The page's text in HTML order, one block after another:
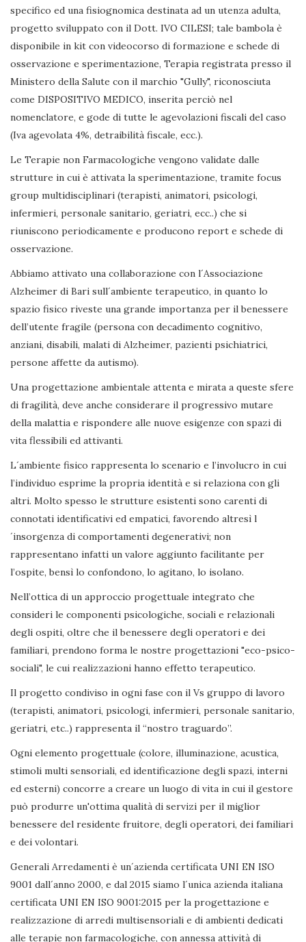
specifico ed una fisiognomica destinata ad un utenza adulta,
progetto sviluppato con il Dott. IVO CILESI; tale bambola è
disponibile in kit con videocorso di formazione e schede di
osservazione e sperimentazione, Terapia registrata presso il
Ministero della Salute con il marchio "Gully", riconosciuta
come DISPOSITIVO MEDICO, inserita perciò nel
nomenclatore, e gode di tutte le agevolazioni fiscali del caso
(Iva agevolata 4%, detraibilità fiscale, ecc.).
Le Terapie non Farmacologiche vengono validate dalle
strutture in cui è attivata la sperimentazione, tramite focus
group multidisciplinari (terapisti, animatori, psicologi,
infermieri, personale sanitario, geriatri, ecc..) che si
riuniscono periodicamente e producono report e schede di
osservazione.
Abbiamo attivato una collaborazione con l´Associazione
Alzheimer di Bari sull´ambiente terapeutico, in quanto lo
spazio fisico riveste una grande importanza per il benessere
dell’utente fragile (persona con decadimento cognitivo,
anziani, disabili, malati di Alzheimer, pazienti psichiatrici,
persone affette da autismo).
Una progettazione ambientale attenta e mirata a queste sfere
di fragilità, deve anche considerare il progressivo mutare
della malattia e rispondere alle nuove esigenze con spazi di
vita flessibili ed attivanti.
L´ambiente fisico rappresenta lo scenario e l’involucro in cui
l’individuo esprime la propria identità e si relaziona con gli
altri. Molto spesso le strutture esistenti sono carenti di
connotati identificativi ed empatici, favorendo altresì l
´insorgenza di comportamenti degenerativi; non
rappresentano infatti un valore aggiunto facilitante per
l’ospite, bensì lo confondono, lo agitano, lo isolano.
Nell’ottica di un approccio progettuale integrato che
consideri le componenti psicologiche, sociali e relazionali
degli ospiti, oltre che il benessere degli operatori e dei
familiari, prendono forma le nostre progettazioni "eco-psico-
sociali", le cui realizzazioni hanno effetto terapeutico.
Il progetto condiviso in ogni fase con il Vs gruppo di lavoro
(terapisti, animatori, psicologi, infermieri, personale sanitario,
geriatri, etc..) rappresenta il “nostro traguardo”.
Ogni elemento progettuale (colore, illuminazione, acustica,
stimoli multi sensoriali, ed identificazione degli spazi, interni
ed esterni) concorre a creare un luogo di vita in cui il gestore
può produrre un'ottima qualità di servizi per il miglior
benessere del residente fruitore, degli operatori, dei familiari
e dei volontari.
Generali Arredamenti è un´azienda certificata UNI EN ISO
9001 dall´anno 2000, e dal 2015 siamo l´unica azienda italiana
certificata UNI EN ISO 9001:2015 per la progettazione e
realizzazione di arredi multisensoriali e di ambienti dedicati
alle terapie non farmacologiche, con annessa attività di